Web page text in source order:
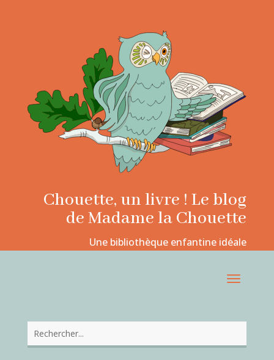
Chouette, un livre ! Le blog
de Madame la Chouette
Une bibliothèque enfantine idéale